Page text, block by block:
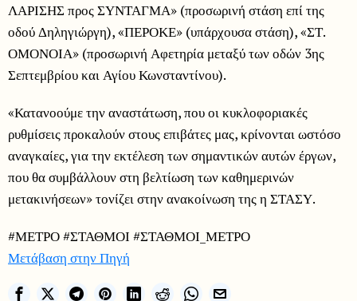
ΛΑΡΙΣΗΣ προς ΣΥΝΤΑΓΜΑ» (προσωρινή στάση επί της
οδού Δηληγιώργη), «ΠΕΡΟΚΕ» (υπάρχουσα στάση), «ΣΤ.
ΟΜΟΝΟΙΑ» (προσωρινή Αφετηρία μεταξύ των οδών 3ης
Σεπτεμβρίου και Αγίου Κωνσταντίνου).
«Κατανοούμε την αναστάτωση, που οι κυκλοφοριακές
ρυθμίσεις προκαλούν στους επιβάτες μας, κρίνονται ωστόσο
αναγκαίες, για την εκτέλεση των σημαντικών αυτών έργων,
που θα συμβάλλουν στη βελτίωση των καθημερινών
μετακινήσεων» τονίζει στην ανακοίνωση της η ΣΤΑΣΥ.
#ΜΕΤΡΟ #ΣΤΑΘΜΟΙ #ΣΤΑΘΜΟΙ_ΜΕΤΡΟ
Μετάβαση στην Πηγή